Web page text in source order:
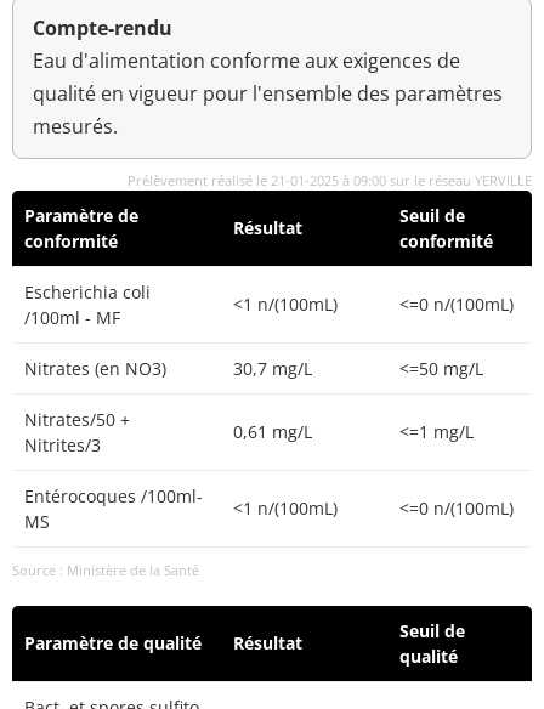
Compte-rendu
Eau d'alimentation conforme aux exigences de
qualité en vigueur pour l'ensemble des paramètres
mesurés.
Prélèvement réalisé le 21-01-2025 à 09:00 sur le réseau YERVILLE
Paramètre de
conformité
Résultat
Seuil de
conformité
Escherichia coli
/100ml - MF
<1 n/(100mL) <=0 n/(100mL)
Nitrates (en NO3) 30,7 mg/L <=50 mg/L
Nitrates/50 +
Nitrites/3
0,61 mg/L <=1 mg/L
Entérocoques /100ml-
MS
<1 n/(100mL) <=0 n/(100mL)
Source : Ministère de la Santé
Paramètre de qualité Résultat
Seuil de
qualité